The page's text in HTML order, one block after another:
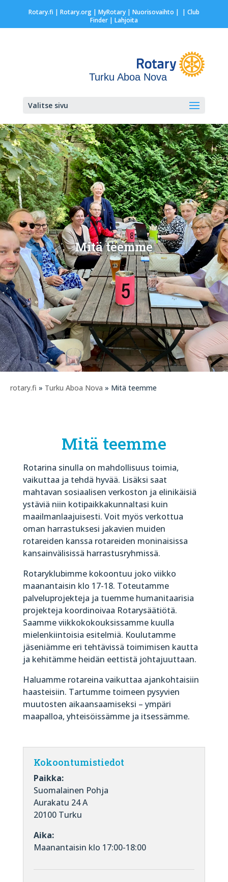
Rotary.fi | Rotary.org| MyRotary | Nuorisovaihto | | Club
Finder| Lahjoita
Turku Aboa Nova
Valitse sivu
Mitä teemme
rotary.fi » Turku Aboa Nova » Mitä teemme
Mitä teemme
Rotarina sinulla on mahdollisuus toimia,
vaikuttaa ja tehdä hyvää. Lisäksi saat
mahtavan sosiaalisen verkoston ja elinikäisiä
ystäviä niin kotipaikkakunnaltasi kuin
maailmanlaajuisesti. Voit myös verkottua
oman harrastuksesi jakavien muiden
rotareiden kanssa rotareiden moninaisissa
kansainvälisissä harrastusryhmissä.
Rotaryklubimme kokoontuu joko viikko
maanantaisin klo 17-18. Toteutamme
palveluprojekteja ja tuemme humanitaarisia
projekteja koordinoivaa Rotarysäätiötä.
Saamme viikkokokouksissamme kuulla
mielenkiintoisia esitelmiä. Koulutamme
jäseniämme eri tehtävissä toimimisen kautta
ja kehitämme heidän eettistä johtajuuttaan.
Haluamme rotareina vaikuttaa ajankohtaisiin
haasteisiin. Tartumme toimeen pysyvien
muutosten aikaansaamiseksi – ympäri
maapalloa, yhteisöissämme ja itsessämme.
Kokoontumistiedot
Paikka:
Suomalainen Pohja
Aurakatu 24 A
20100 Turku
Aika:
Maanantaisin klo 17:00-18:00